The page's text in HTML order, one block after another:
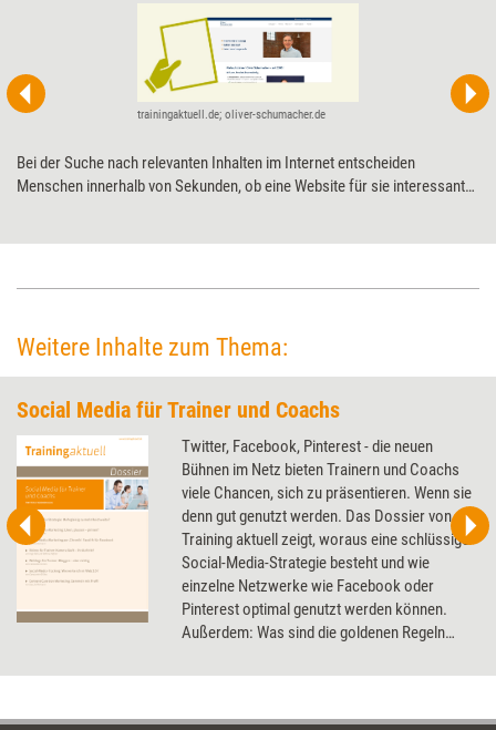
trainingaktuell.de; oliver-schumacher.de
Bei der Suche nach relevanten Inhalten im Internet entscheiden
Menschen innerhalb von Sekunden, ob eine Website für sie interessant
Weitere Inhalte zum Thema:
Social Media für Trainer und Coachs
Twitter, Facebook, Pinterest - die neuen
Bühnen im Netz bieten Trainern und Coachs
viele Chancen, sich zu präsentieren. Wenn sie
denn gut genutzt werden. Das Dossier von
Training aktuell zeigt, woraus eine schlüssige
Social-Media-Strategie besteht und wie
einzelne Netzwerke wie Facebook oder
Pinterest optimal genutzt werden können.
Außerdem: Was sind die goldenen Regeln
mich mit einer Videobotschaft ideal in Szene?